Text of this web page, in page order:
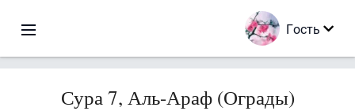
Гость
Сура 7, Аль-Араф (Ограды)